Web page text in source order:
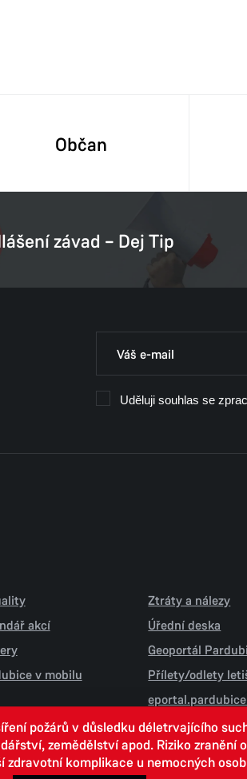
Občan
závad – Dej Tip
Uděluji souhlas se
akcí
v mobilu
Ztráty a nálezy
Úřední deska
Geoportál
Přílety/odlety
požárů v důsledku déletrvajícího
zemědělství apod. Riziko
zdravotní komplikace u nemocných